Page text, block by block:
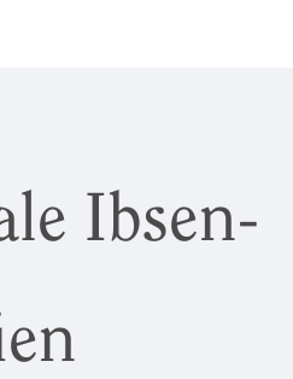
Ibsen-